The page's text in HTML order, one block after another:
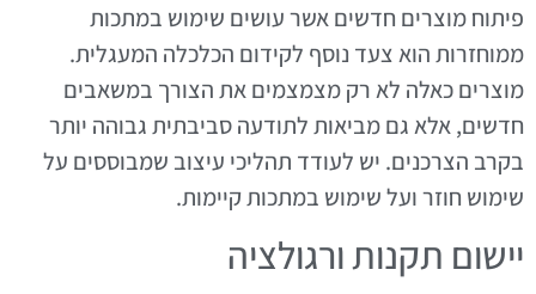
פיתוח מוצרים חדשים אשר עושים שימוש במתכות
ממוחזרות הוא צעד נוסף לקידום הכלכלה המעגלית.
מוצרים כאלה לא רק מצמצמים את הצורך במשאבים
חדשים, אלא גם מביאות לתודעה סביבתית גבוהה יותר
בקרב הצרכנים. יש לעודד תהליכי עיצוב שמבוססים על
שימוש חוזר ועל שימוש במתכות קיימות.
יישום תקנות ורגולציה